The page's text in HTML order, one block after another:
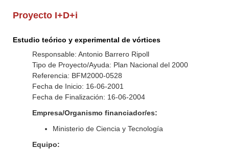
Proyecto I+D+i
Estudio teórico y experimental de vórtices
Responsable: Antonio Barrero Ripoll
Tipo de Proyecto/Ayuda: Plan Nacional del 2000
Referencia: BFM2000-0528
Fecha de Inicio: 16-06-2001
Fecha de Finalización: 16-06-2004
Empresa/Organismo financiador/es:
Ministerio de Ciencia y Tecnología
Equipo: